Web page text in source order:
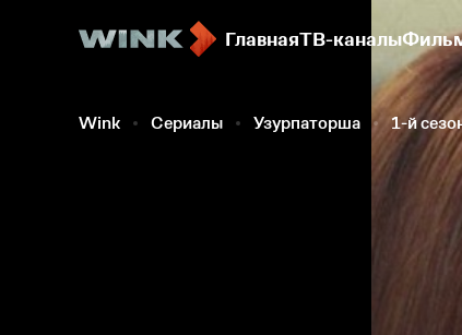
ГлавнаяТВ-каналы
Wink Сериалы Узурпаторша 1-й